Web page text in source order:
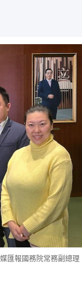
匯報國務院常務副總理